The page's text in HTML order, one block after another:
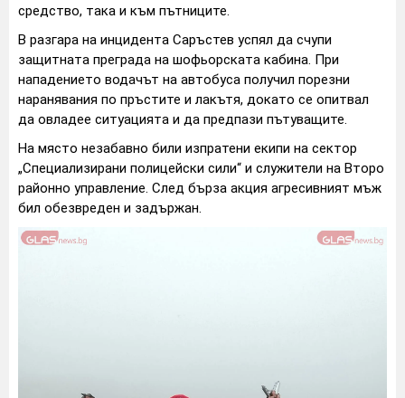
средство, така и към пътниците.
В разгара на инцидента Саръстев успял да счупи
защитната преграда на шофьорската кабина. При
нападението водачът на автобуса получил порезни
наранявания по пръстите и лакътя, докато се опитвал
да овладее ситуацията и да предпази пътуващите.
На място незабавно били изпратени екипи на сектор
„Специализирани полицейски сили“ и служители на Второ
районно управление. След бърза акция агресивният мъж
бил обезвреден и задържан.